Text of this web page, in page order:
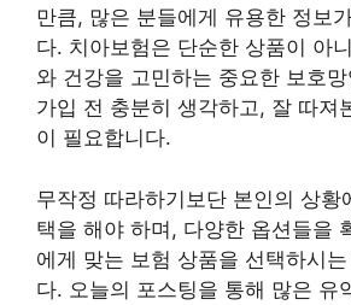
만큼, 많은 분들에게 유용한 정보
다. 치아보험은 단순한 상품이 아
와 건강을 고민하는 중요한 보호
가입 전 충분히 생각하고, 잘 따져
이 필요합니다.
무작정 따라하기보단 본인의 상황
택을 해야 하며, 다양한 옵션들을
에게 맞는 보험 상품을 선택하시
다. 오늘의 포스팅을 통해 많은 유